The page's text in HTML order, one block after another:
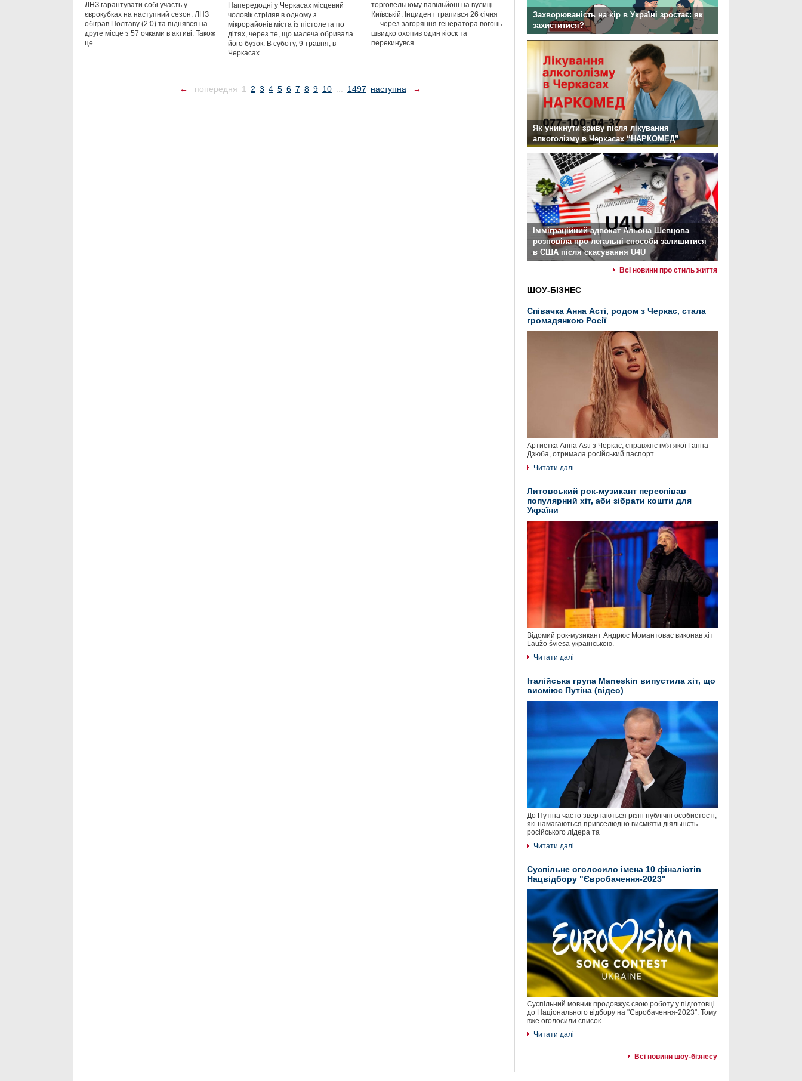
ЛНЗ гарантувати собі участь у
єврокубках на наступний сезон. ЛНЗ
обіграв Полтаву (2:0) та піднявся на
друге місце з 57 очками в активі. Також
це
Напередодні у Черкасах місцевий
чоловік стріляв в одному з
мікрорайонів міста із пістолета по
дітях, через те, що малеча обривала
його бузок. В суботу, 9 травня, в
Черкасах
торговельному павільйоні на вулиці
Київській. Інцидент трапився 26 січня
— через загоряння генератора вогонь
швидко охопив один кіоск та
перекинувся
← попередня 1 2 3 4 5 6 7 8 9 10 1497 наступна →
Захворюваність на кір в Україні зростає: як
захиститися?
Як уникнути зриву після лікування
алкоголізму в Черкасах “НАРКОМЕД”
Імміграційний адвокат Альона Шевцова
розповіла про легальні способи залишитися
в США після скасування U4U
Всі новини про стиль життя
ШОУ-БІЗНЕС
Співачка Анна Асті, родом з Черкас, стала
громадянкою Росії
Артистка Анна Asti з Черкас, справжнє ім'я якої Ганна
Дзюба, отримала російський паспорт.
Читати далі
Литовський рок-музикант переспівав
популярний хіт, аби зібрати кошти для
України
Відомий рок-музикант Андрюс Момантовас виконав хіт
Laužo šviesa українською.
Читати далі
Італійська група Maneskin випустила хіт, що
висміює Путіна (відео)
До Путіна часто звертаються різні публічні особистості,
які намагаються привселюдно висміяти діяльність
російського лідера та
Читати далі
Суспільне оголосило імена 10 фіналістів
Нацвідбору "Євробачення-2023"
Суспільний мовник продовжує свою роботу у підготовці
до Національного відбору на "Євробачення-2023". Тому
вже оголосили список
Читати далі
Всі новини шоу-бізнесу